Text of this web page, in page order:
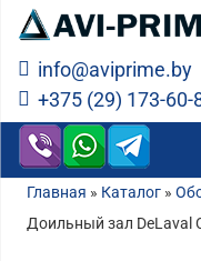
info@aviprime.by
+375 (29) 173-60-
Главная » Каталог »
Доильный зал DeLaval